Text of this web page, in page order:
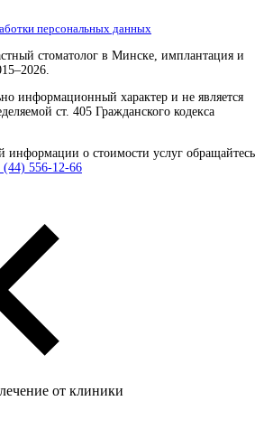
персональных данных
стоматолог в Минске, имплантация и
информационный характер и не является
ст. 405 Гражданского кодекса
информации о стоимости услуг обращайтесь
(44) 556-12-66
от клиники